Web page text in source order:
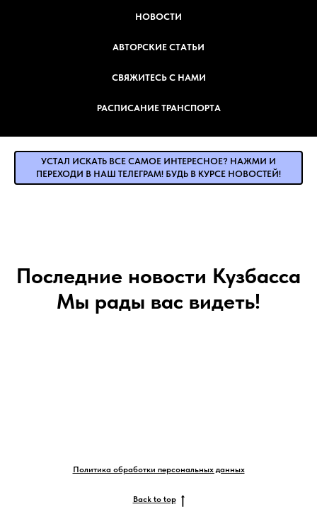
НОВОСТИ
АВТОРСКИЕ СТАТЬИ
СВЯЖИТЕСЬ С НАМИ
РАСПИСАНИЕ ТРАНСПОРТА
УСТАЛ ИСКАТЬ ВСЕ САМОЕ ИНТЕРЕСНОЕ? НАЖМИ И
ПЕРЕХОДИ В НАШ ТЕЛЕГРАМ! БУДЬ В КУРСЕ НОВОСТЕЙ!
Последние новости Кузбасса
Мы рады вас видеть!
Политика обработки персональных данных
Back to top